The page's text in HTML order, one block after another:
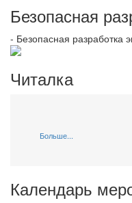
Безопасная
- Безопасная разработка
Читалка
Больше...
Календарь